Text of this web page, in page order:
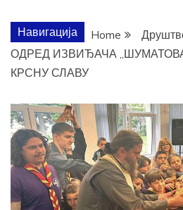
Навигација Home
ОДРЕД ИЗВИЂАЧА
КРСНУ СЛАВУ